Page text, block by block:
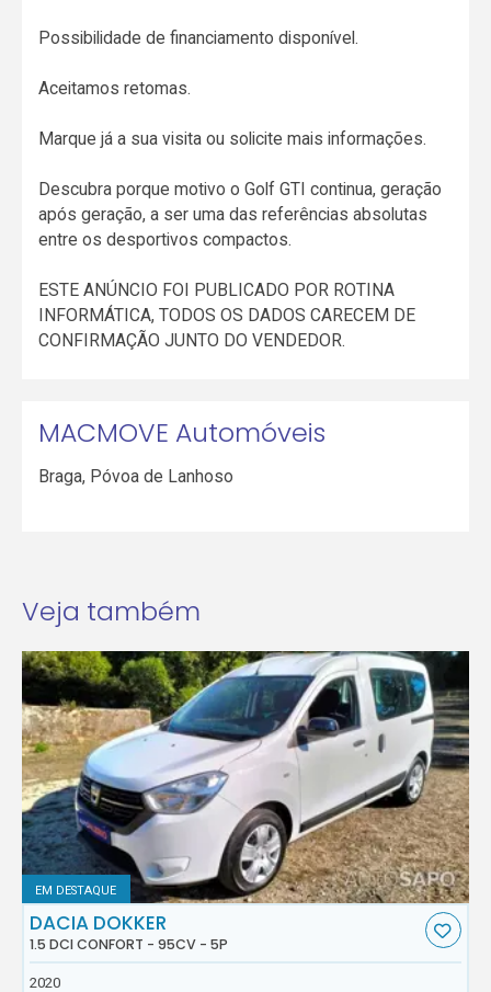
Possibilidade de financiamento disponível.
Aceitamos retomas.
Marque já a sua visita ou solicite mais informações.
Descubra porque motivo o Golf GTI continua, geração
após geração, a ser uma das referências absolutas
entre os desportivos compactos.
ESTE ANÚNCIO FOI PUBLICADO POR ROTINA
INFORMÁTICA, TODOS OS DADOS CARECEM DE
CONFIRMAÇÃO JUNTO DO VENDEDOR.
MACMOVE Automóveis
Braga, Póvoa de Lanhoso
Veja também
EM DESTAQUE
DACIA DOKKER
1.5 DCI CONFORT - 95CV - 5P
2020